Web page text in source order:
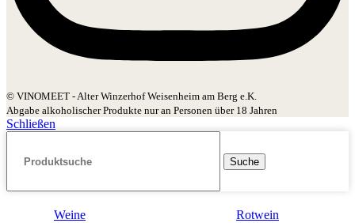
© VINOMEET - Alter Winzerhof Weisenheim am Berg e.K.
Abgabe alkoholischer Produkte nur an Personen über 18 Jahren
Schließen
Suche
Weine Rotwein